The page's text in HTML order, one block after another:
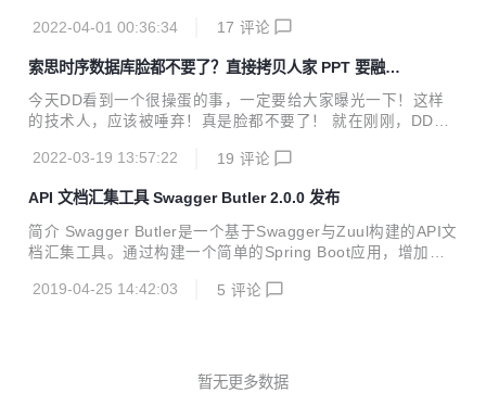
聊这些让人迷惑的营销文、以及提醒大家不要去下载一些利用
关注状态，因为确实可能存在，只是没有官宣。 就在不久前
（3月31日晚），Spring 社区发布了一篇名为《Spring Fram
ework RCE, Early Announcement》的文章，官宣了最近网
近很多文章说提到的3月28、29日公布的CVE，如...
2022-04-01 00:36:34 17 评论
索思时序数据库脸都不要了？直接拷贝人家 PPT 要融
资？
今天DD看到一个很操蛋的事，一定要给大家曝光一下！这样
的技术人，应该被唾弃！真是脸都不要了！ 就在刚刚，DD看
拷贝过去要融资 最可笑的是，居然连标题、文字、图标都没有
啊。 这样的吐槽也是表露了当前国内技术圈的现状。因为这样
类似的消息并不是第一次了。 一会儿云服务商不准守开源协议
提供商业服务，一会儿又是一些企业、大学教授拿着开源成果
去申请专利、著作权，各种骚操作真是让潜心做产品的技术人
寒透了心！ 另外，DD发现这个直接fork人家的PPT来要融资
2022-03-19 13:57:22 19 评论
API 文档汇集工具 Swagger Butler 2.0.0 发布
简介 Swagger Butler是一个基于Swagger与Zuul构建的API文
档汇集工具。通过构建一个简单的Spring Boot应用，增加一
总到一起，方便查看与测试。 2.0.0更新内容 兼容Spring Boo
2019-04-25 14:42:03 5 评论
暂无更多数据